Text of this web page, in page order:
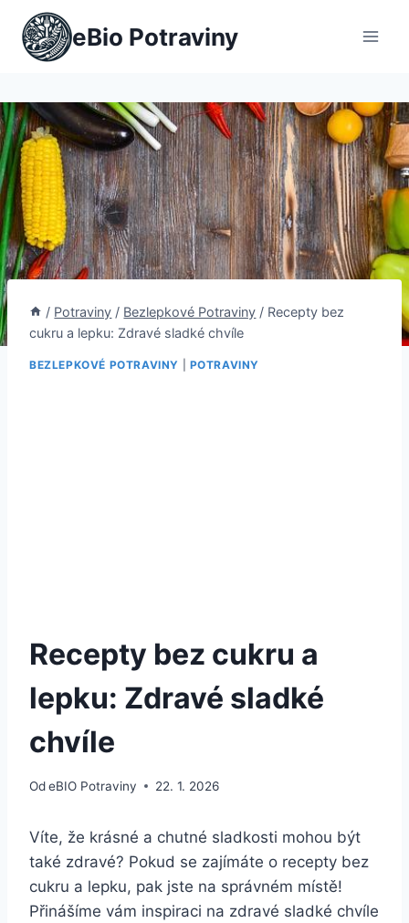
Přeskočit
obsah
eBio Potraviny
/ Potraviny / Bezlepkové Potraviny / Recepty bez
cukru a lepku: Zdravé sladké chvíle
BEZLEPKOVÉ POTRAVINY POTRAVINY
Recepty bez cukru a
lepku: Zdravé sladké
chvíle
OdeBIO Potraviny 22. 1. 2026
Víte, že krásné a ‌chutné sladkosti mohou být
také zdravé? Pokud se zajímáte o recepty bez
cukru a lepku, pak jste na správném místě!
Přinášíme ⁤vám inspiraci na zdravé sladké chvíle